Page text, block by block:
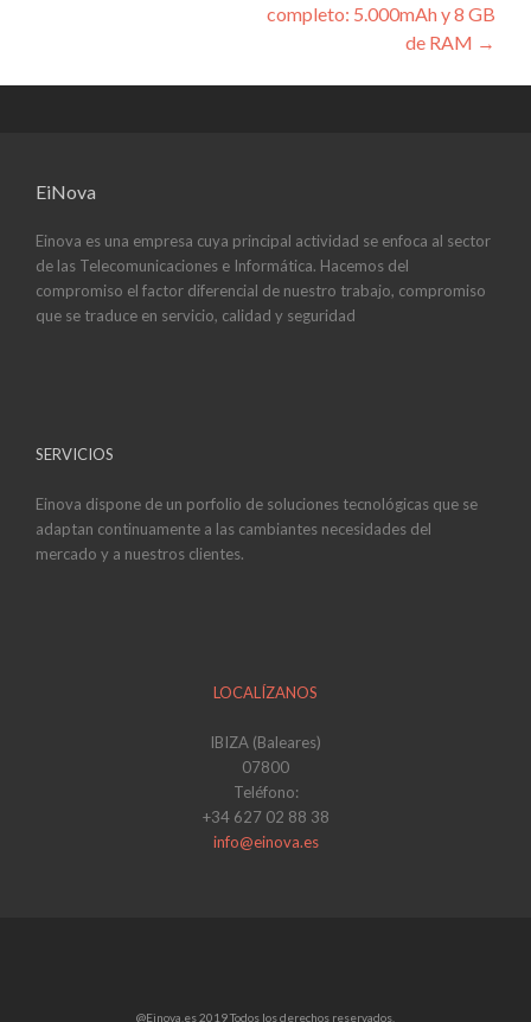
completo: 5.000mAh y 8 GB
de RAM →
EiNova
Einova es una empresa cuya principal actividad se enfoca al sector
de las Telecomunicaciones e Informática. Hacemos del
compromiso el factor diferencial de nuestro trabajo, compromiso
que se traduce en servicio, calidad y seguridad
SERVICIOS
Einova dispone de un porfolio de soluciones tecnológicas que se
adaptan continuamente a las cambiantes necesidades del
mercado y a nuestros clientes.
LOCALÍZANOS
IBIZA (Baleares)
07800
Teléfono:
+34 627 02 88 38
info@einova.es
@Einova.es 2019 Todos los derechos reservados.